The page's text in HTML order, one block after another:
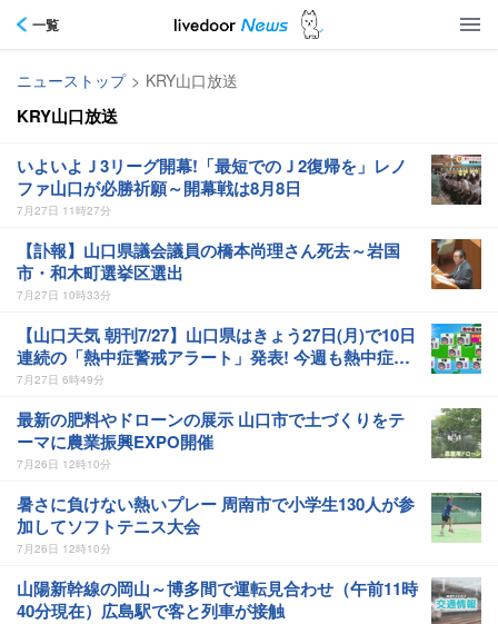
一覧
ニューストップ > KRY山口放送
KRY山口放送
いよいよＪ3リーグ開幕!「最短でのＪ2復帰を」レノ
ファ山口が必勝祈願～開幕戦は8月8日
7月27日 11時27分
【訃報】山口県議会議員の橋本尚理さん死去～岩国
市・和木町選挙区選出
7月27日 10時33分
【山口天気 朝刊7/27】山口県はきょう27日(月)で10日
連続の「熱中症警戒アラート」発表! 今週も熱中症に
要警戒
7月27日 6時49分
最新の肥料やドローンの展示 山口市で土づくりをテ
ーマに農業振興EXPO開催
7月26日 12時10分
暑さに負けない熱いプレー 周南市で小学生130人が参
加してソフトテニス大会
7月26日 12時10分
山陽新幹線の岡山～博多間で運転見合わせ（午前11時
40分現在）広島駅で客と列車が接触